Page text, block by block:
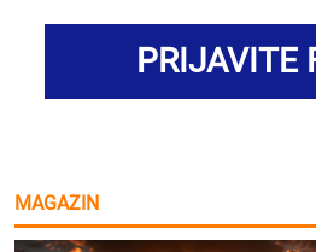
PRIJAVITE
MAGAZIN